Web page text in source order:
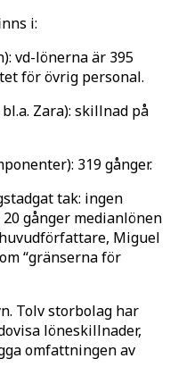
i:
vd-lönerna är 395
för övrig personal.
Zara): skillnad på
319 gånger.
tak: ingen
gånger medianlönen
Miguel
“gränserna för
Tolv storbolag har
löneskillnader,
omfattningen av